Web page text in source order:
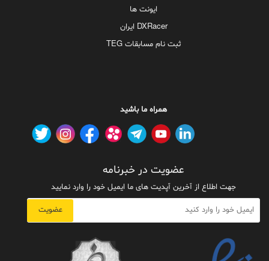
ایونت ها
DXRacer ایران
ثبت نام مسابقات TEG
همراه ما باشید
عضویت در خبرنامه
جهت اطلاع از آخرین آپدیت های ما ایمیل خود را وارد نمایید
عضویت